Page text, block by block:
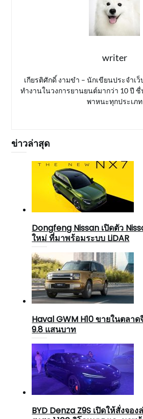
writer
เกียรติศักดิ์ งามขำ – นักเขียนประจำเ
ทำงานในวงการยานยนต์มากว่า 10 ปี
พาหนะทุกประเภท
ข่าวล่าสุด
Dongfeng Nissan เปิดตัว
ใหม่ ที่มาพร้อมระบบ LiDAR
Haval GWM H10 ขายในตลา
9.8 แสนบาท
BYD Denza Z9S เปิดให้สั่งจอ